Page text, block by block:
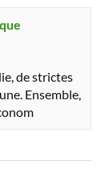
de strictes
Ensemble,